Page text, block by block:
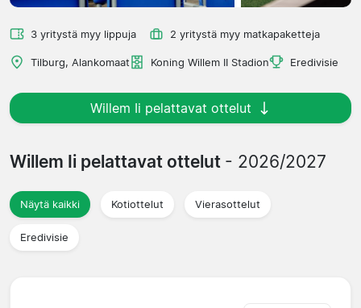
3 yritystä myy lippuja 2 yritystä myy matkapaketteja
Tilburg, Alankomaat Koning Willem II Stadion Eredivisie
Willem Ii pelattavat ottelut
Willem Ii pelattavat ottelut - 2026/2027
Näytä kaikki Kotiottelut Vierasottelut
Eredivisie